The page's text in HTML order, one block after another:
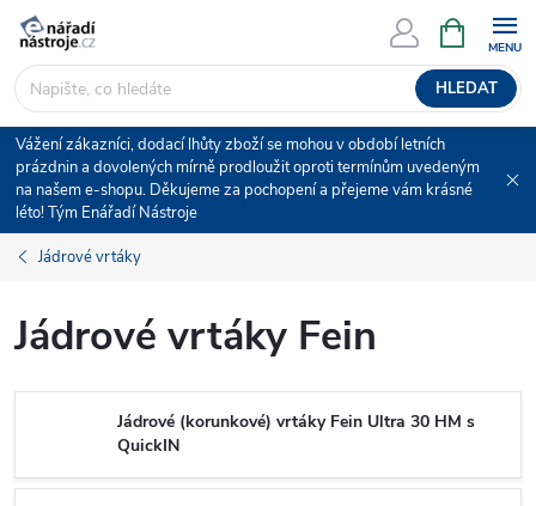
Přejít
obsah
HLEDAT
NÁKUPNÍ
KOŠÍK
Vážení zákazníci, dodací lhůty zboží se mohou v období letních
prázdnin a dovolených mírně prodloužit oproti termínům uvedeným
na našem e-shopu. Děkujeme za pochopení a přejeme vám krásné
léto! Tým Enářadí Nástroje
Jádrové vrtáky
Jádrové vrtáky Fein
Jádrové (korunkové) vrtáky Fein Ultra 30 HM s
QuickIN